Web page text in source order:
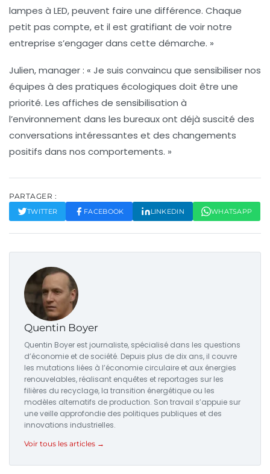
lampes à LED, peuvent faire une différence. Chaque
petit pas compte, et il est gratifiant de voir notre
entreprise s’engager dans cette démarche. »
Julien, manager: « Je suis convaincu que sensibiliser nos
équipes à des pratiques écologiques doit être une
priorité. Les affiches de sensibilisation à
l’environnement dans les bureaux ont déjà suscité des
conversations intéressantes et des changements
positifs dans nos comportements. »
PARTAGER :
TWITTER FACEBOOK LINKEDIN WHATSAPP
Quentin Boyer
Quentin Boyer est journaliste, spécialisé dans les questions
d’économie et de société. Depuis plus de dix ans, il couvre
les mutations liées à l’économie circulaire et aux énergies
renouvelables, réalisant enquêtes et reportages sur les
filières du recyclage, la transition énergétique ou les
modèles alternatifs de production. Son travail s’appuie sur
une veille approfondie des politiques publiques et des
innovations industrielles.
Voir tous les articles →